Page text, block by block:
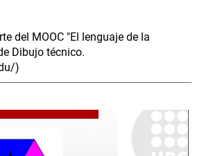
del MOOC "El lenguaje de la
Dibujo técnico.
)